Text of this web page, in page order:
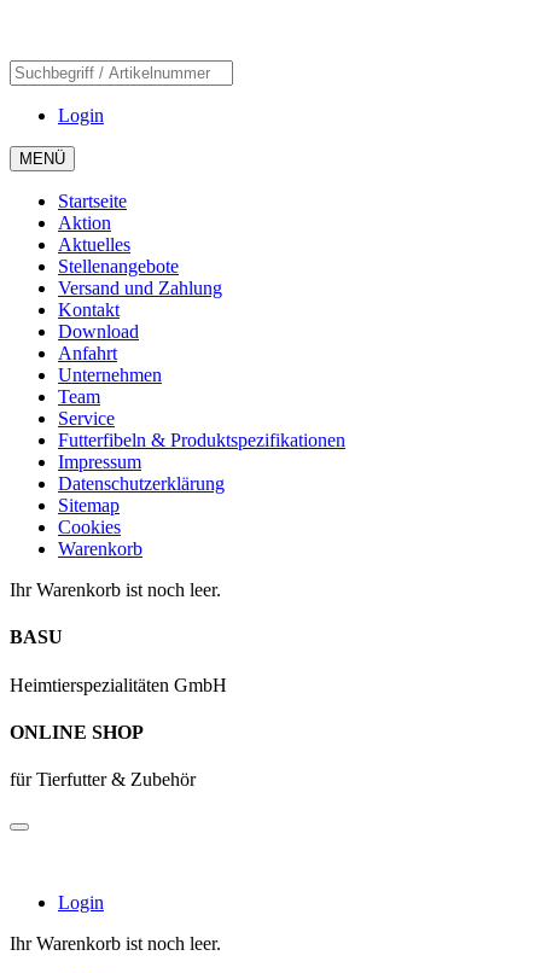
Login
MENÜ
Startseite
Aktion
Aktuelles
Stellenangebote
Versand und Zahlung
Kontakt
Download
Anfahrt
Unternehmen
Team
Service
Futterfibeln & Produktspezifikationen
Impressum
Datenschutzerklärung
Sitemap
Cookies
Warenkorb
Ihr Warenkorb ist noch leer.
BASU
Heimtierspezialitäten GmbH
ONLINE SHOP
für Tierfutter & Zubehör
Login
Ihr Warenkorb ist noch leer.